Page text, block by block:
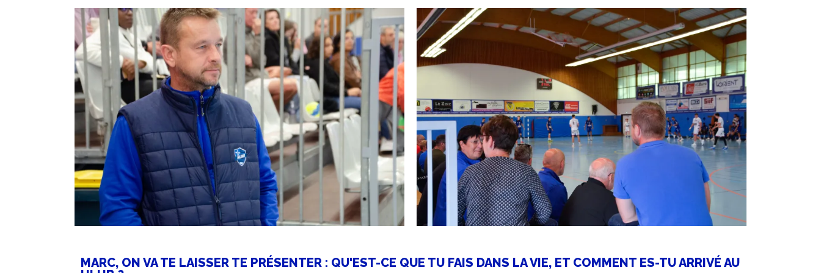
MARC, ON VA TE LAISSER TE PRÉSENTER : QU'EST-CE QUE TU FAIS DANS LA VIE, ET COMMENT ES-TU ARRIVÉ AU